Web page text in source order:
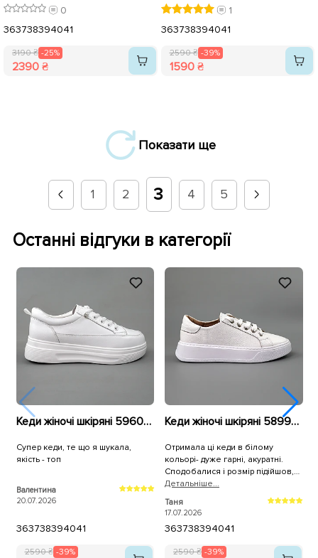
0
363738394041
3190 ₴ -25%
2390 ₴
1
363738394041
2590 ₴ -39%
1590 ₴
Показати ще
1 2 3 4 5
Останні відгуки в категорії
Кеди жіночі шкіряні 596010 Білі
Супер кеди, те що я шукала,
якість - топ
Валентина
20.07.2026
363738394041
2590 ₴ -39%
Кеди жіночі шкіряні 589967 Білі
Отримала ці кеди в білому
кольорі- дуже гарні, акуратні.
Сподобалися і розмір підійшов,
брала трішки більші. Дякую, як
завжди за оперативну доставку!
Детальнiше...
Таня
17.07.2026
363738394041
2590 ₴ -39%